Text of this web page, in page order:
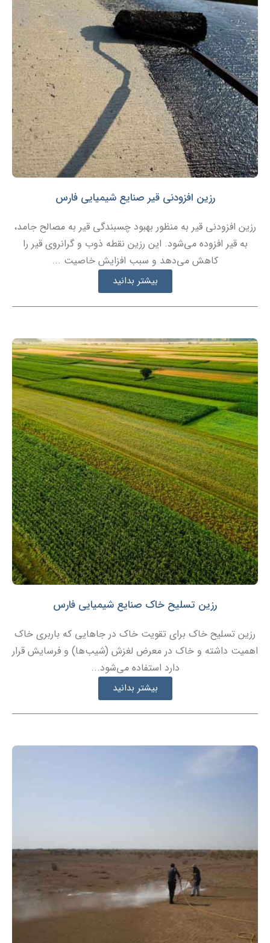
رزین افزودنی قیر صنایع شیمیایی فارس
رزین افزودنی قیر به منظور بهبود چسبندگی قیر به مصالح جامد،
به قیر افزوده می‌شود. این رزین نقطه ذوب و گرانروی قیر را
کاهش می‌دهد و سبب افزایش خاصیت ...
بیشتر بدانید
رزین تسلیح خاک صنایع شیمیایی فارس
رزین تسلیح خاک برای تقویت خاک در جاهایی که باربری خاک
اهمیت داشته و خاک در معرض لغزش (شیب‌ها) و فرسایش قرار
دارد استفاده می‌شود...
بیشتر بدانید